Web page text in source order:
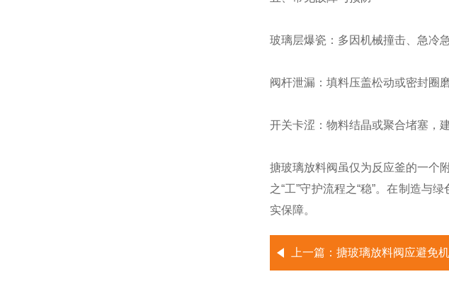
玻璃层爆瓷：多因机械撞击、急冷
阀杆泄漏：填料压盖松动或密封圈
开关卡涩：物料结晶或聚合堵塞，
搪玻璃放料阀虽仅为反应釜的一个
之“工”守护流程之“稳”。在制造与
实保障。
上一篇： 搪玻璃放料阀应避免